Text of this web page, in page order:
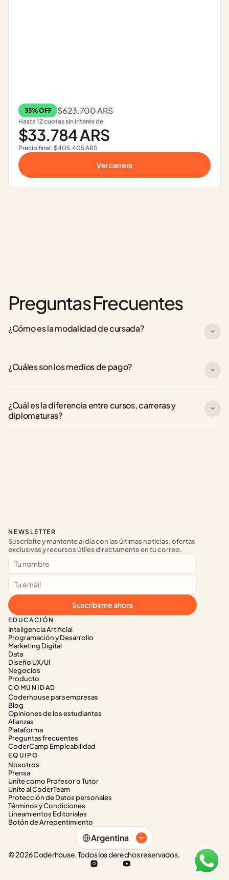
35% OFF $623.700 ARS
Hasta 12 cuotas sin interés de
$33.784 ARS
Precio final: $405.405 ARS
Ver carrera
Preguntas Frecuentes
¿Cómo es la modalidad de cursada?
¿Cuáles son los medios de pago?
¿Cuál es la diferencia entre cursos, carreras y
diplomaturas?
EDUCACIÓN
Inteligencia Artificial
Programación y Desarrollo
Marketing Digital
Data
Diseño UX/UI
Negocios
Producto
COMUNIDAD
Coderhouse para empresas
Blog
Opiniones de los estudiantes
Alianzas
Plataforma
Preguntas frecuentes
CoderCamp Empleabilidad
EQUIPO
Nosotros
Prensa
Uníte como Profesor o Tutor
Uníte al CoderTeam
Protección de Datos personales
Términos y Condiciones
Lineamientos Editoriales
Botón de Arrepentimiento
NEWSLETTER
Suscribite y mantente al día con las últimas noticias, ofertas
exclusivas y recursos útiles directamente en tu correo.
Suscribirme ahora
Select Language
Argentina
© 2026 Coderhouse. Todos los derechos reservados.